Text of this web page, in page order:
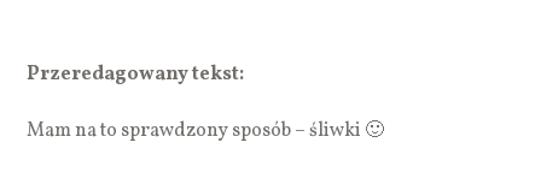
Przeredagowany tekst:
Mam na to sprawdzony sposób – śliwki 🙂